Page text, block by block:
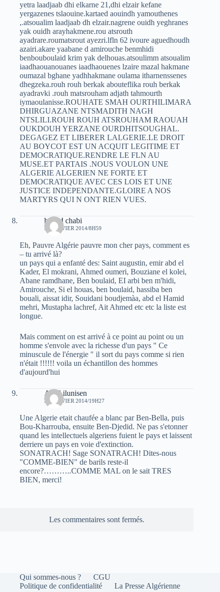
yetra laadjaab dhi elkarne 21,dhi elzair kefane
yergazenes tslaouine.kartaed aouindh yamouthenes
,.atsoualim laadjaab dh elzair.nagrene ouidh yeghranes
yak ouidh arayhakmene.rou atsrouth
ayadrare.roumatsrout ayezri.lfln 62 ivoure aguedhoudh
azairi.akare yaabane d amirouche benmhidi
benbouboulaid krim yak delhouas.atsoulimm atsoualim
iaadhaouanouanes iaadhaouenes lzaire mazal hakmane
oumazal bghane yadhhakmane oulama itharnenssenes
dhegzeka.rouh rouh berkak abouteflika rouh berkak
ayadravki .rouh matsrouham adjath tahmourth
iymaoulanisse.ROUHATE SMAH OURTHILIMARA
DHIRGUAZANE NTSMADITH NAGH
NTSLILI.ROUH ROUH ATSROUHAM RAOUAH
OUKDOUH YERZANE OURDHITSOUGHAL.
DEGAGEZ ET LIBERER LALGERIE.LE DROIT
AU BOYCOT EST UN ACQUIT LEGITIME ET
DEMOCRATIQUE.RENDRE LE FLN AU
MUSE.ET PARTAIS .NOUS VOULON UNE
ALGERIE ALGERIEN NE FORTE ET
DEMOCRATIQUE AVEC CES LOIS ET UNE
JUSTICE INDEPENDANTE.GLOIRE A NOS
MARTYRS QUI N ONT RIEN VUES.
hamid chabi
31 JANVIER 2014/8H59
Eh, Pauvre Algérie pauvre mon cher pays, comment es
– tu arrivé là?
un pays qui a enfanté des: Saint augustin, emir abd el
Kader, El mokrani, Ahmed oumeri, Bouziane el kolei,
Abane ramdhane, Ben boulaid, EI arbi ben m'hidi,
Amirouche, Si el houas, ben boulaid, hassiba ben
bouali, aissat idir, Souidani boudjemàa, abd el Hamid
mehri, Mustapha lachref, Ait Ahmed etc etc la liste est
longue.
Mais comment on est arrivé à ce point au point ou un
homme s'envole avec la richesse d'un pays " Ce
minuscule de l'énergie " il sort du pays comme si rien
n'était !!!!!! voila un échantillon des hommes
d'aujourd'hui
Aksil ilunisen
31 JANVIER 2014/19H27
Une Algerie etait chaufée a blanc par Ben-Bella, puis
Bou-Kharrouba, ensuite Ben-Djedid. Ne pas s'etonner
quand les intellectuels algeriens fuient le pays et laissent
derriere un pays en voie d'extinction.
SONATRACH! Sage SONATRACH! Dites-nous
"COMME-BIEN" de barils reste-il
encore?………..COMME MAL on le sait TRES
BIEN, merci!
Les commentaires sont fermés.
Qui sommes-nous ?
CGU
Politique de confidentialité
La Presse Algérienne